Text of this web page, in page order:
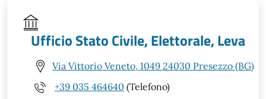
Ufficio Stato Civile, Elettorale, Leva
Via Vittorio Veneto, 1049 24030 Presezzo (BG)
+39 035 464640 (Telefono)